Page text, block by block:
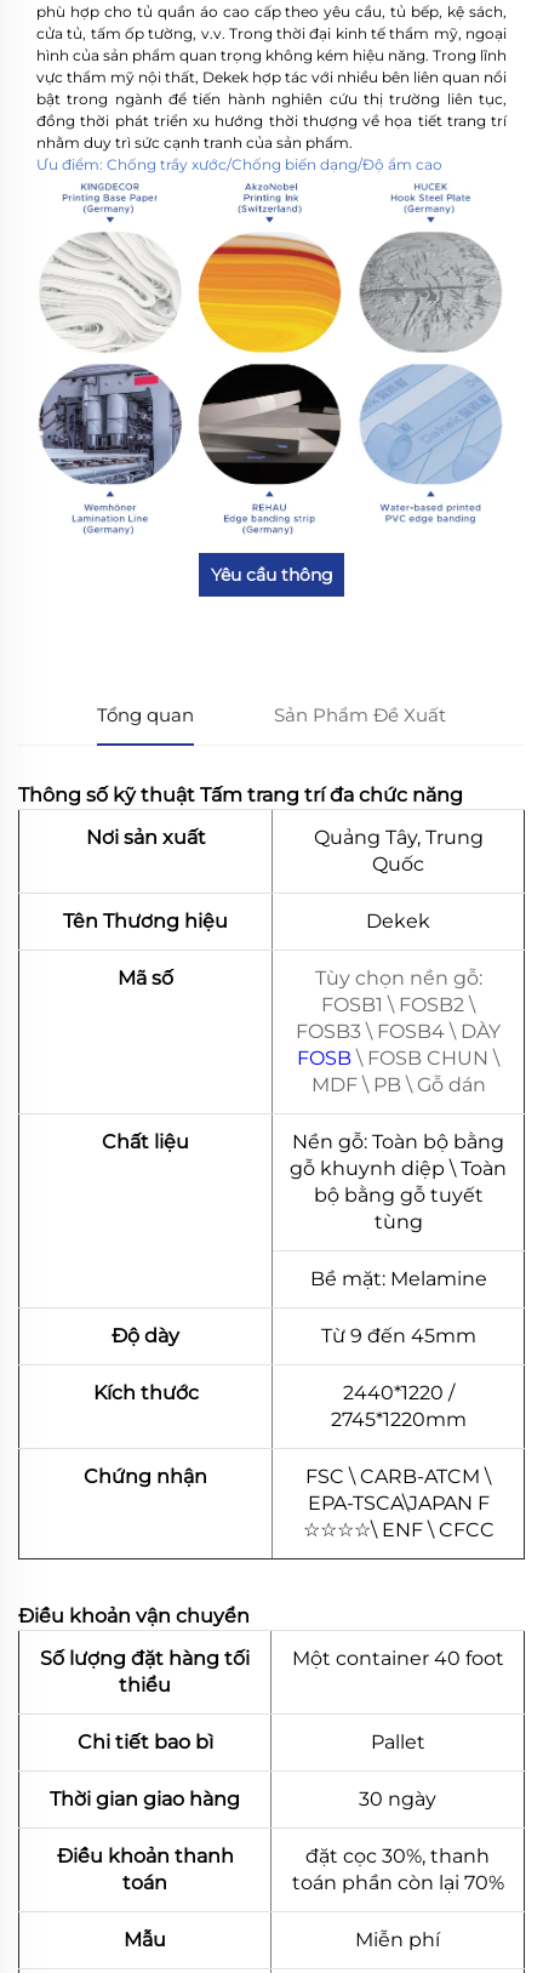
phù hợp cho tủ quần áo cao cấp theo yêu cầu, tủ bếp, kệ sách,
cửa tủ, tấm ốp tường, v.v. Trong thời đại kinh tế thẩm mỹ, ngoại
hình của sản phẩm quan trọng không kém hiệu năng. Trong lĩnh
vực thẩm mỹ nội thất, Dekek hợp tác với nhiều bên liên quan nổi
bật trong ngành để tiến hành nghiên cứu thị trường liên tục,
đồng thời phát triển xu hướng thời thượng về họa tiết trang trí
nhằm duy trì sức cạnh tranh của sản phẩm.
Ưu điểm: Chống trầy xước/Chống biến dạng/Độ ẩm cao
Yêu cầu thông
Tổng quan Sản Phẩm Đề Xuất
Thông số kỹ thuật Tấm trang trí đa chức năng
Nơi sản xuất
Quảng Tây, Trung
Quốc
Tên Thương hiệu Dekek
Mã số
Tùy chọn nền gỗ:
FOSB1 \ FOSB2 \
FOSB3 \ FOSB4 \ DÀY
FOSB \ FOSB CHUN \
MDF \ PB \ Gỗ dán
Chất liệu
Nền gỗ: Toàn bộ bằng
gỗ khuynh diệp \ Toàn
bộ bằng gỗ tuyết
tùng
Bề mặt: Melamine
Độ dày Từ 9 đến 45mm
Kích thước
2440*1220 /
2745*1220mm
Chứng nhận
FSC \ CARB-ATCM \
EPA-TSCA\JAPAN F
☆☆☆☆\ ENF \ CFCC
Điều khoản vận chuyển
Số lượng đặt hàng tối
thiểu
Một container 40 foot
Chi tiết bao bì Pallet
Thời gian giao hàng 30 ngày
Điều khoản thanh
toán
đặt cọc 30%, thanh
toán phần còn lại 70%
Mẫu Miễn phí